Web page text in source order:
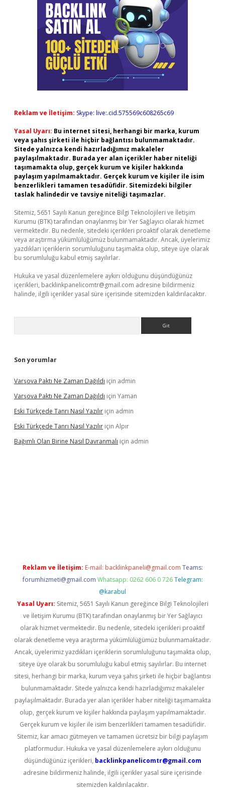
Reklam ve İletişim: Skype: live:.cid.575569c608265c69
Yasal Uyarı: Bu internet sitesi, herhangi bir marka, kurum
veya şahıs şirketi ile hiçbir bağlantısı bulunmamaktadır.
Sitede yalnızca kendi hazırladığımız makaleler
paylaşılmaktadır. Burada yer alan içerikler haber niteliği
taşımamakta olup, gerçek kurum ve kişiler hakkında
paylaşım yapılmamaktadır. Gerçek kurum ve kişiler ile isim
benzerlikleri tamamen tesadüfidir. Sitemizdeki bilgiler
taslak halindedir ve tavsiye niteliği taşımazlar.
Sitemiz, 5651 Sayılı Kanun gereğince Bilgi Teknolojileri ve İletişim
Kurumu (BTK) tarafından onaylanmış bir Yer Sağlayıcı olarak hizmet
vermektedir. Bu nedenle, sitedeki içerikleri proaktif olarak denetleme
veya araştırma yükümlülüğümüz bulunmamaktadır. Ancak, üyelerimiz
yazdıkları içeriklerin sorumluluğunu taşımakta olup, siteye üye olarak
bu sorumluluğu kabul etmiş sayılırlar.
Hukuka ve yasal düzenlemelere aykırı olduğunu düşündüğünüz
içerikleri, backlinkpanelicomtr@gmail.com adresine bildirmeniz
halinde, ilgili içerikler yasal süre içerisinde sitemizden kaldırılacaktır.
Son yorumlar
Varşova Paktı Ne Zaman Dağıldı için admin
Varşova Paktı Ne Zaman Dağıldı için Yaman
Eski Türkçede Tanrı Nasıl Yazılır için admin
Eski Türkçede Tanrı Nasıl Yazılır için Alpır
Bağımlı Olan Birine Nasıl Davranmalı için admin
Reklam ve İletişim: E-mail: backlinkpaneli@gmail.com Teams:
forumhizmeti@gmail.com Whatsapp: 0262 606 0 726 Telegram:
@karabul
Yasal Uyarı: Sitemiz, 5651 Sayılı Kanun gereğince Bilgi Teknolojileri
ve İletişim Kurumu (BTK) tarafından onaylanmış bir Yer Sağlayıcı
olarak hizmet vermektedir. Bu nedenle, sitedeki içerikleri proaktif
olarak denetleme veya araştırma yükümlülüğümüz bulunmamaktadır.
Ancak, üyelerimiz yazdıkları içeriklerin sorumluluğunu taşımakta olup,
siteye üye olarak bu sorumluluğu kabul etmiş sayılırlar. Bu internet
sitesi, herhangi bir marka, kurum veya şahıs şirketi ile hiçbir bağlantısı
bulunmamaktadır. Sitede yalnızca kendi hazırladığımız makaleler
paylaşılmaktadır. Burada yer alan içerikler haber niteliği taşımamakta
olup, gerçek kurum ve kişiler hakkında paylaşım yapılmamaktadır.
Gerçek kurum ve kişiler ile isim benzerlikleri tamamen tesadüfidir.
Sitemiz, kar amacı gütmeyen ve tamamen ücretsiz bir bilgi paylaşım
platformudur. Hukuka ve yasal düzenlemelere aykırı olduğunu
düşündüğünüz içerikleri, backlinkpanelicomtr@gmail.com
adresine bildirmeniz halinde, ilgili içerikler yasal süre içerisinde
sitemizden kaldırılacaktır.